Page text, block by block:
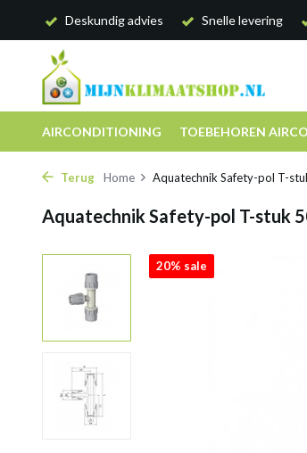
Deskundig advies Snelle levering
AIRCONDITIONING TOEBEHOREN
Terug Home Aquatechnik Safety-pol T-
Aquatechnik Safety-pol T-stuk
20% sale